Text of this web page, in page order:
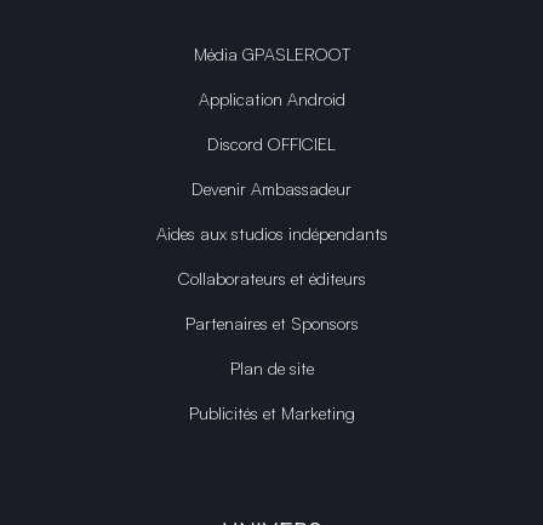
Média GPASLEROOT
Application Android
Discord OFFICIEL
Devenir Ambassadeur
Aides aux studios indépendants
Collaborateurs et éditeurs
Partenaires et Sponsors
Plan de site
Publicités et Marketing